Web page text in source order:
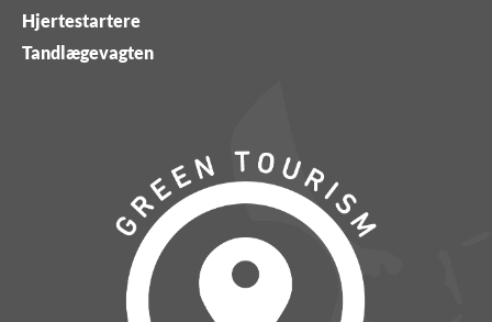
Hjertestartere
Tandlægevagten